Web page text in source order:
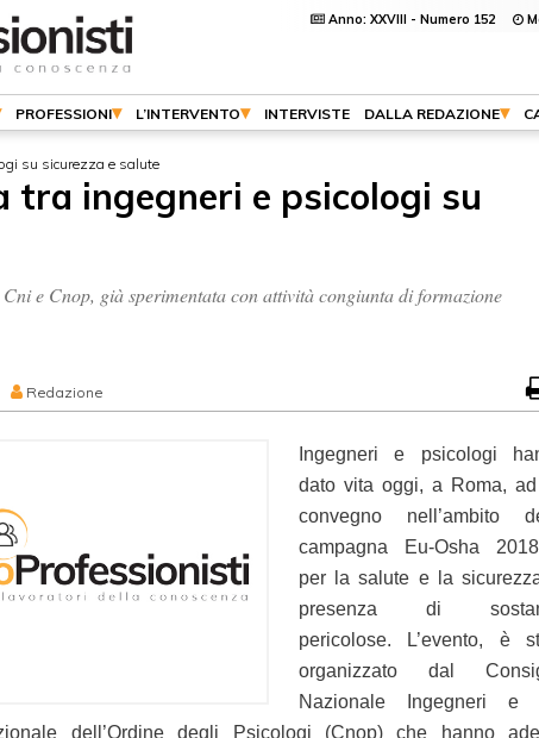
Anno: XXVIII - Numero 152
PROFESSIONI L’INTERVENTO INTERVISTE DALLA REDAZIONE
su sicurezza e salute
tra ingegneri e psicologi su
e Cnop, già sperimentata con attività congiunta di formazione
Redazione
Ingegneri e psicologi
dato vita oggi, a Roma,
convegno nell’ambito
campagna Eu-Osha
per la salute e la
presenza di
pericolose. L’evento, è
organizzato dal
Nazionale Ingegneri e
dell’Ordine degli Psicologi (Cnop) che hanno